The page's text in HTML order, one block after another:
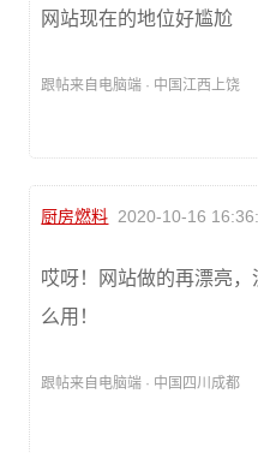
网站现在的地位好尴尬
跟帖来自电脑端 · 中国江西上饶
厨房燃料 2020-10-16
哎呀！网站做的再漂亮
么用！
跟帖来自电脑端 · 中国四川成都